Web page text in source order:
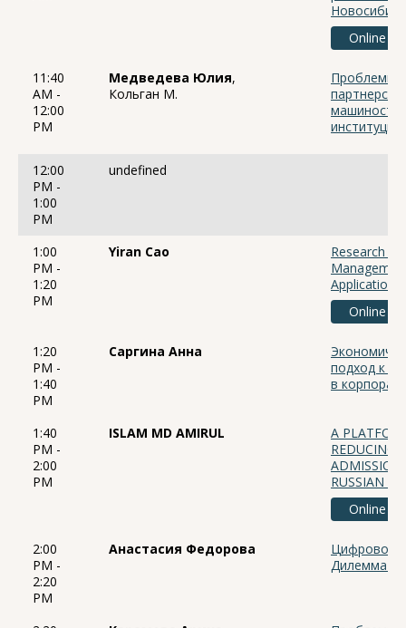
Online
11:40
AM -
12:00
PM
Медведева Юлия,
Кольган М.
Проблемы
12:00
PM -
1:00
PM
undefined
1:00
PM -
1:20
PM
Yiran Cao
Research
Application
Online
1:20
PM -
1:40
PM
Саргина Анна
подход к
в
1:40
PM -
2:00
PM
ISLAM MD AMIRUL
A
REDUCING
RUSSIAN
Online
2:00
PM -
2:20
PM
Анастасия Федорова
Цифровой
Дилемма